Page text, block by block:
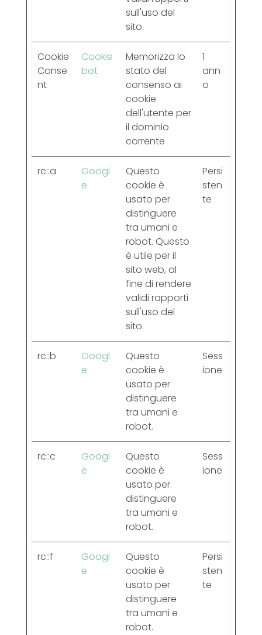
sull'uso del
sito.
Cookie
Conse
nt
Cookie
bot
Memorizza lo
stato del
consenso ai
cookie
dell'utente per
il dominio
corrente
1
ann
o
rc::a
Googl
e
Questo
cookie è
usato per
distinguere
tra umani e
robot. Questo
è utile per il
sito web, al
fine di rendere
validi rapporti
sull'uso del
sito.
Persi
sten
te
rc::b
Googl
e
Questo
cookie è
usato per
distinguere
tra umani e
robot.
Sess
ione
rc::c
Googl
e
Questo
cookie è
usato per
distinguere
tra umani e
robot.
Sess
ione
rc::f
Googl
e
Questo
cookie è
usato per
distinguere
tra umani e
robot.
Persi
sten
te